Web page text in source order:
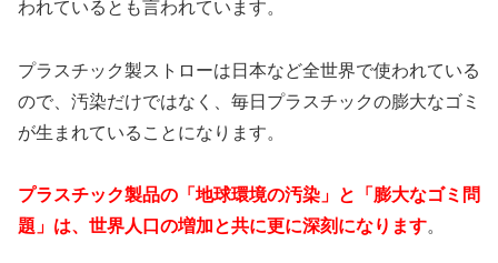
われているとも言われています。
プラスチック製ストローは日本など全世界で使われている
ので、汚染だけではなく、毎日プラスチックの膨大なゴミ
が生まれていることになります。
プラスチック製品の「地球環境の汚染」と「膨大なゴミ問
題」は、世界人口の増加と共に更に深刻になります。